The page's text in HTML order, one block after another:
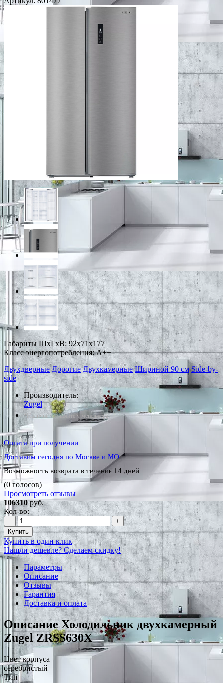
Габариты ШxГxВ: 92x71x177
Класс энергопотребления: A++
Двухдверные Дорогие Двухкамерные Шириной 90 см Side-by-
side
Производитель:
Zugel
*Наличие уточняйте у менеджера
Оплата при получении
Доставим сегодня по Москве и МО
Возможность возврата в течение 14 дней
(0 голосов)
Просмотреть отзывы
106310руб.
Кол-во:
−
+
Купить
Купить в один клик
Нашли дешевле? Сделаем скидку!
Параметры
Описание
Отзывы
Гарантия
Доставка и оплата
Описание Холодильник двухкамерный
Zugel ZRSS630X
Цвет корпуса
серебристый
Тип